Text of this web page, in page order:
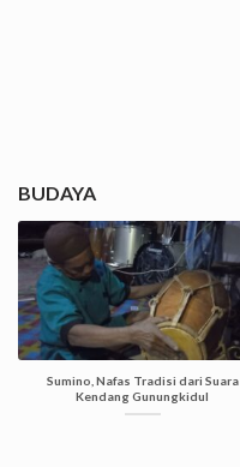
BUDAYA
Sumino, Nafas Tradisi dari Suara
Kendang Gunungkidul